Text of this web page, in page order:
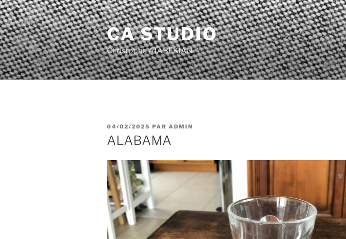
Aller
au
contenu
principal
CA STUDIO
Christophe ATABEKIAN
PUBLIÉ
LE
04/02/2025 PAR ADMIN
ALABAMA